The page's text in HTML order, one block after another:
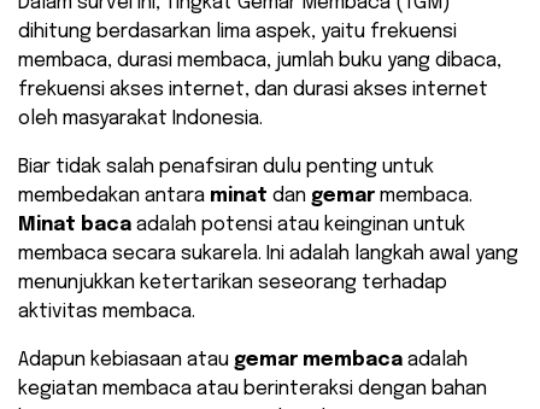
dihitung berdasarkan lima aspek, yaitu frekuensi
membaca, durasi membaca, jumlah buku yang dibaca,
frekuensi akses internet, dan durasi akses internet
oleh masyarakat Indonesia.
Biar tidak salah penafsiran dulu penting untuk
membedakan antara minat dan gemar membaca.
Minat baca adalah potensi atau keinginan untuk
membaca secara sukarela. Ini adalah langkah awal yang
menunjukkan ketertarikan seseorang terhadap
aktivitas membaca.
Adapun kebiasaan atau gemar membaca adalah
kegiatan membaca atau berinteraksi dengan bahan